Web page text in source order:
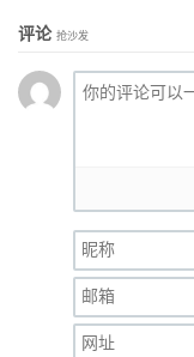
评论 抢沙发